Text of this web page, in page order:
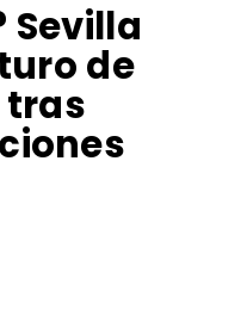
Sevilla
de
tras